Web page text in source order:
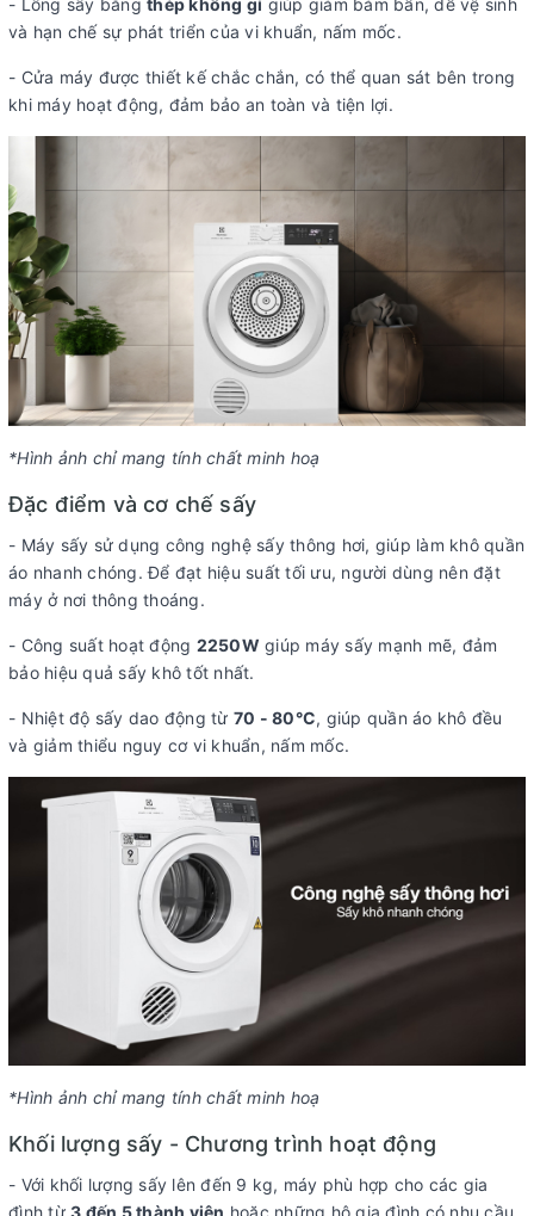
Extra
Anticrease
Hẹn
giờ sấy
quần áo
khi kết
thúc
mức
độ
thêm
quần
áo
khi có
điện
nhiệt
thời
Thông tin lắp đặt
Kích thước - Khối
lượng:
Nặng 28.6 kg
Chiều dài ống thoát khí:
Hãng:
Electrolux.
Xem thông tin hãng
- Lồng sấy bằng thép không gỉ giúp giảm bám bẩn, dễ vệ sinh
và hạn chế sự phát triển của vi khuẩn, nấm mốc.
- Cửa máy được thiết kế chắc chắn, có thể quan sát bên trong
khi máy hoạt động, đảm bảo an toàn và tiện lợi.
*Hình ảnh chỉ mang tính chất minh hoạ
Đặc điểm và cơ chế sấy
- Máy sấy sử dụng công nghệ sấy thông hơi, giúp làm khô quần
áo nhanh chóng. Để đạt hiệu suất tối ưu, người dùng nên đặt
máy ở nơi thông thoáng.
- Công suất hoạt động 2250W giúp máy sấy mạnh mẽ, đảm
bảo hiệu quả sấy khô tốt nhất.
- Nhiệt độ sấy dao động từ 70 - 80°C, giúp quần áo khô đều
và giảm thiểu nguy cơ vi khuẩn, nấm mốc.
*Hình ảnh chỉ mang tính chất minh hoạ
Khối lượng sấy - Chương trình hoạt động
- Với khối lượng sấy lên đến 9 kg, máy phù hợp cho các gia
đình từ 3 đến 5 thành viên hoặc những hộ gia đình có nhu cầu